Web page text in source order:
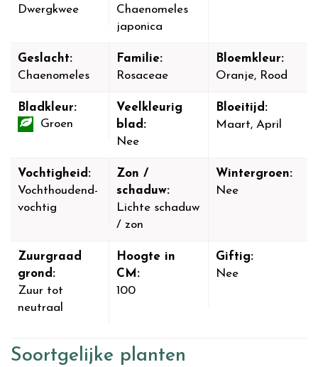
Dwergkwee
Chaenomeles
japonica
Geslacht:
Chaenomeles
Familie:
Rosaceae
Bloemkleur:
Oranje, Rood
Bladkleur:
Groen
Veelkleurig
blad:
Nee
Bloeitijd:
Maart, April
Vochtigheid:
Vochthoudend-
vochtig
Zon /
schaduw:
Lichte schaduw
/ zon
Wintergroen:
Nee
Zuurgraad
grond:
Zuur tot
neutraal
Hoogte in
CM:
100
Giftig:
Nee
Soortgelijke planten